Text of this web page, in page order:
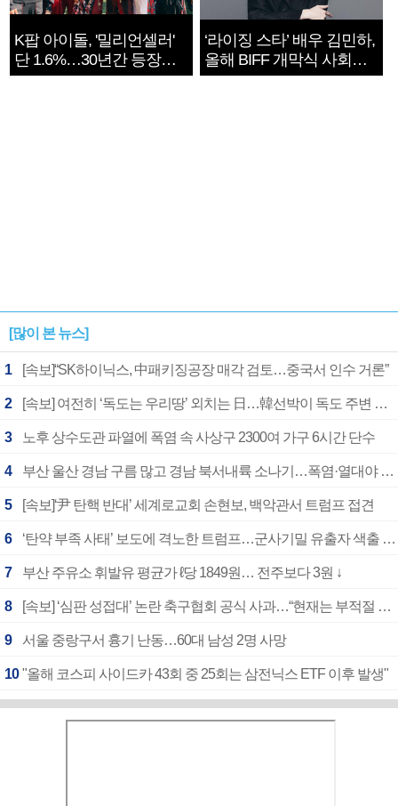
K팝 아이돌, '밀리언셀러'
단 1.6%…30년간 등장
1182개팀 전수조사
‘라이징 스타’ 배우 김민하,
올해 BIFF 개막식 사회자
확정
[많이 본 뉴스]
1 [속보]“SK하이닉스, 中패키징공장 매각 검토…중국서 인수 거론”
2 [속보] 여전히 ‘독도는 우리땅’ 외치는 日…韓선박이 독도 주변 해양조사 활동하자 반발
3 노후 상수도관 파열에 폭염 속 사상구 2300여 가구 6시간 단수
4 부산 울산 경남 구름 많고 경남 북서내륙 소나기…폭염·열대야 계속
5 [속보]‘尹 탄핵 반대’ 세계로교회 손현보, 백악관서 트럼프 접견
6 ‘탄약 부족 사태’ 보도에 격노한 트럼프…군사기밀 유출자 색출 지시
7 부산 주유소 휘발유 평균가 ℓ당 1849원… 전주보다 3원 ↓
8 [속보] ‘심판 성접대’ 논란 축구협회 공식 사과…“현재는 부적절 행위 없어”
9 서울 중랑구서 흉기 난동…60대 남성 2명 사망
10 "올해 코스피 사이드카 43회 중 25회는 삼전닉스 ETF 이후 발생"